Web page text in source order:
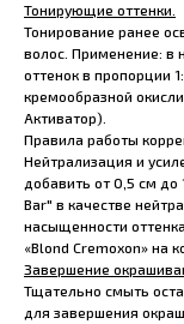
Тонирующие оттенки.
Тонирование ранее
волос. Применение: в
оттенок в пропорции
кремообразной
Активатор).
Правила работы
Нейтрализация и
добавить от 0,5 см до
Bar" в качестве
насыщенности
«Blond Cremoxon» на
Завершение
Тщательно смыть
для завершения